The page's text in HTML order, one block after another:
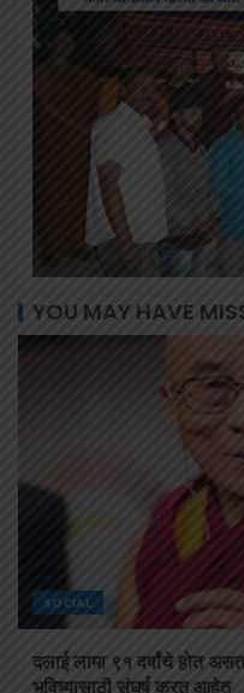
YOU MAY HAVE
SOCIAL
दलाई लामा ९१ वर्षांचे होत
भविष्यासाठी संघर्ष करत आहेत